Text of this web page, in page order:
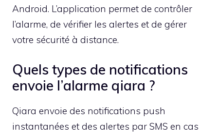
Android. L’application permet de contrôler
l’alarme, de vérifier les alertes et de gérer
votre sécurité à distance.
Quels types de notifications
envoie l’alarme qiara ?
Qiara envoie des notifications push
instantanées et des alertes par SMS en cas